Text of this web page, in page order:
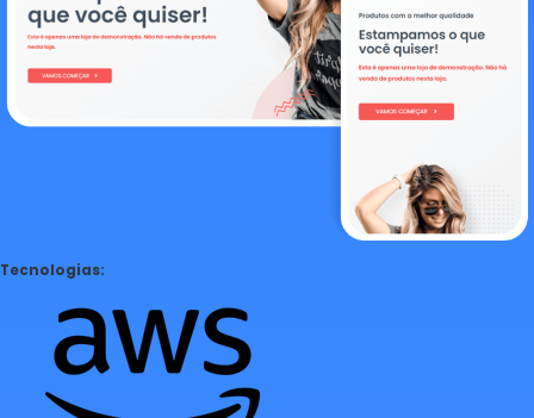
Tecnologias: